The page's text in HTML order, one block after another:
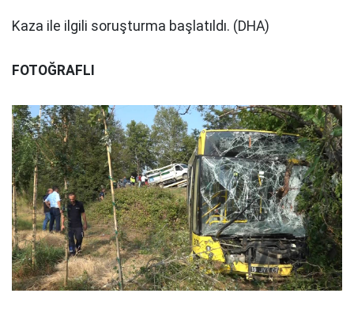
Kaza ile ilgili soruşturma başlatıldı. (DHA)
FOTOĞRAFLI